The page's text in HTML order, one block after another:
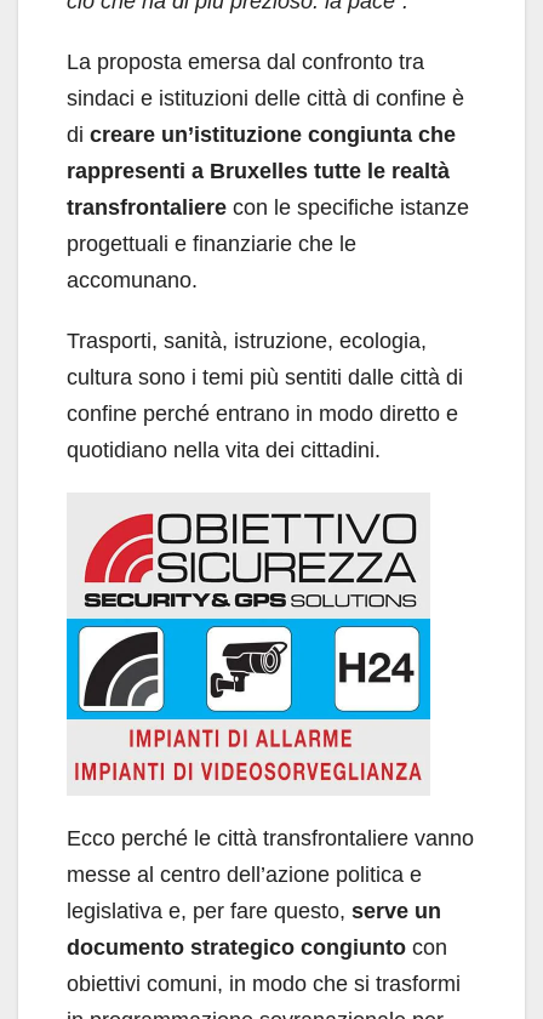
La proposta emersa dal confronto tra
sindaci e istituzioni delle città di confine è
di creare un’istituzione congiunta che
rappresenti a Bruxelles tutte le realtà
transfrontaliere con le specifiche istanze
progettuali e finanziarie che le
accomunano.
Trasporti, sanità, istruzione, ecologia,
cultura sono i temi più sentiti dalle città di
confine perché entrano in modo diretto e
quotidiano nella vita dei cittadini.
Ecco perché le città transfrontaliere vanno
messe al centro dell’azione politica e
legislativa e, per fare questo, serve un
documento strategico congiunto con
obiettivi comuni, in modo che si trasformi